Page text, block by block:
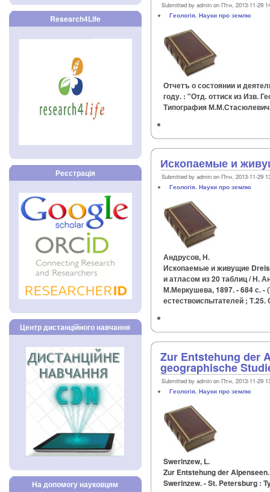
Research4Life
Реєстрація
Центр дистанційного навчання
На допомогу науковцям
Submitted by admin on Птн, 2013-11-29
Геологія. Науки про землю
Отчетъ о состоянии и
году. : "Отд. оттиск из Изв.
Типография
Ископаемые и
Submitted by admin on Птн, 2013-11-29
Геологія. Науки про землю
Андрусов, Н.
Ископаемые и живущие
и атласом из 20 таблиц / Н.
М.Меркушева, 1897. - 684 с. -
естествоиспытателей ; Т.25.
Zur Entstehung der
geographische
Submitted by admin on Птн, 2013-11-29
Геологія. Науки про землю
Swerinzew, L.
Zur Entstehung der
Swerinzew. - St. Petersburg :